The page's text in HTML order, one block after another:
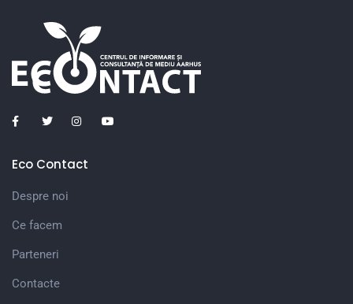
Eco Contact
Despre noi
Ce facem
Parteneri
Contacte